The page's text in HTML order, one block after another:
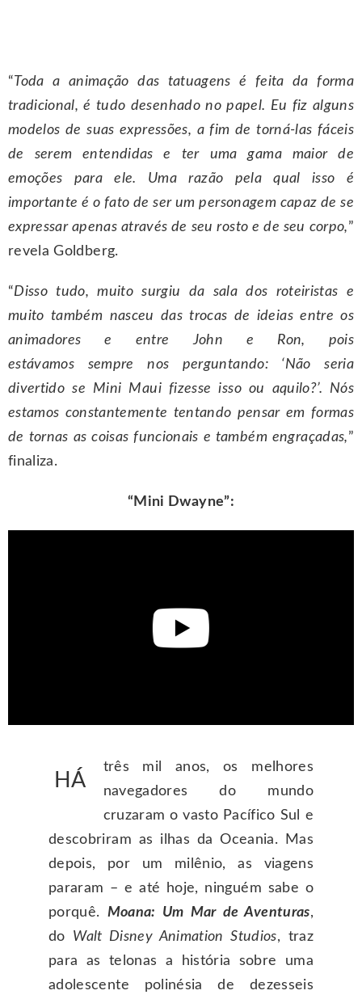
“Toda a animação das tatuagens é feita da forma
tradicional, é tudo desenhado no papel. Eu fiz alguns
modelos de suas expressões, a fim de torná-las fáceis
de serem entendidas e ter uma gama maior de
emoções para ele. Uma razão pela qual isso é
importante é o fato de ser um personagem capaz de se
expressar apenas através de seu rosto e de seu corpo,”
revela Goldberg.
“Disso tudo, muito surgiu da sala dos roteiristas e
muito também nasceu das trocas de ideias entre os
animadores e entre John e Ron, pois
estávamos sempre nos perguntando: ‘Não seria
divertido se Mini Maui fizesse isso ou aquilo?’. Nós
estamos constantemente tentando pensar em formas
de tornas as coisas funcionais e também engraçadas,”
finaliza.
“Mini Dwayne”:
HÁ
três mil anos, os melhores
navegadores do mundo
cruzaram o vasto Pacífico Sul e
descobriram as ilhas da Oceania. Mas
depois, por um milênio, as viagens
pararam – e até hoje, ninguém sabe o
porquê. Moana: Um Mar de Aventuras,
do Walt Disney Animation Studios, traz
para as telonas a história sobre uma
adolescente polinésia de dezesseis